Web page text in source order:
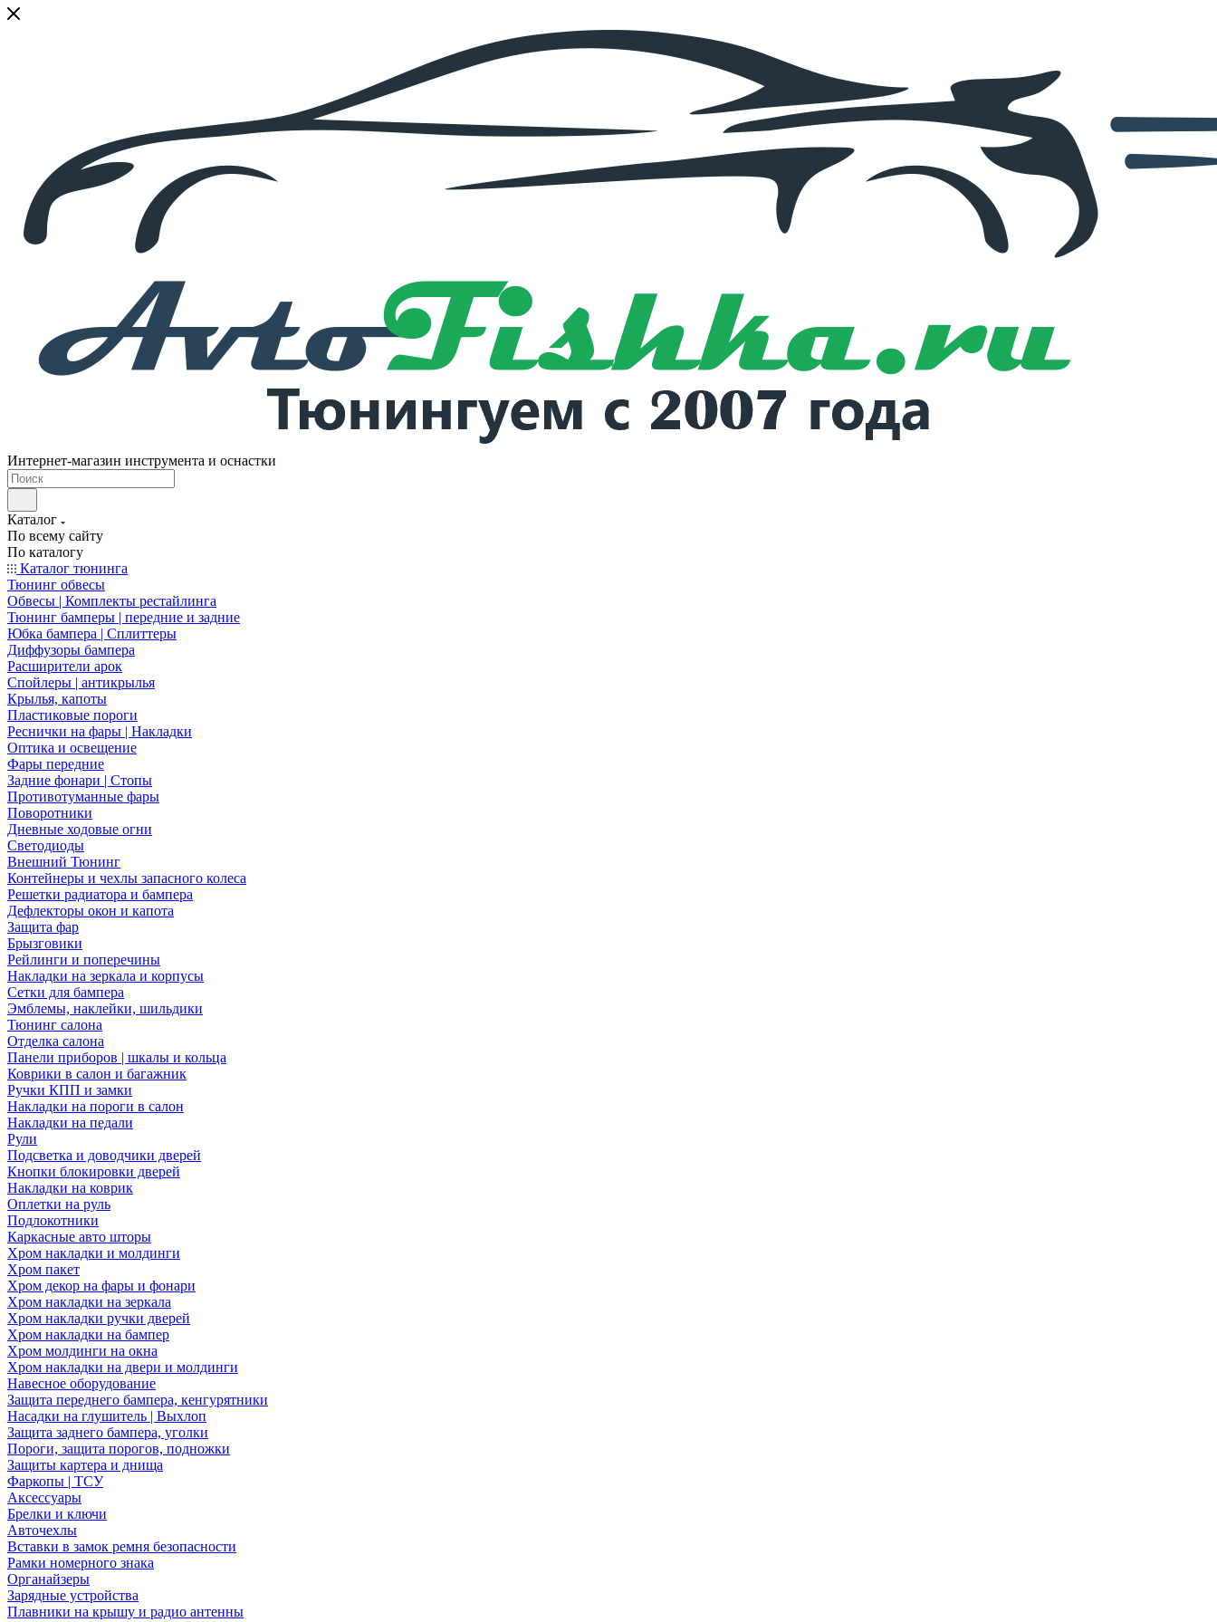
Интернет-магазин инструмента и оснастки
Каталог
По всему сайту
По каталогу
Каталог тюнинга
Тюнинг обвесы
Обвесы | Комплекты рестайлинга
Тюнинг бамперы | передние и задние
Юбка бампера | Сплиттеры
Диффузоры бампера
Расширители арок
Спойлеры | антикрылья
Крылья, капоты
Пластиковые пороги
Реснички на фары | Накладки
Оптика и освещение
Фары передние
Задние фонари | Стопы
Противотуманные фары
Поворотники
Дневные ходовые огни
Светодиоды
Внешний Тюнинг
Контейнеры и чехлы запасного колеса
Решетки радиатора и бампера
Дефлекторы окон и капота
Защита фар
Брызговики
Рейлинги и поперечины
Накладки на зеркала и корпусы
Сетки для бампера
Эмблемы, наклейки, шильдики
Тюнинг салона
Отделка салона
Панели приборов | шкалы и кольца
Коврики в салон и багажник
Ручки КПП и замки
Накладки на пороги в салон
Накладки на педали
Рули
Подсветка и доводчики дверей
Кнопки блокировки дверей
Накладки на коврик
Оплетки на руль
Подлокотники
Каркасные авто шторы
Хром накладки и молдинги
Хром пакет
Хром декор на фары и фонари
Хром накладки на зеркала
Хром накладки ручки дверей
Хром накладки на бампер
Хром молдинги на окна
Хром накладки на двери и молдинги
Навесное оборудование
Защита переднего бампера, кенгурятники
Насадки на глушитель | Выхлоп
Защита заднего бампера, уголки
Пороги, защита порогов, подножки
Защиты картера и днища
Фаркопы | ТСУ
Аксессуары
Брелки и ключи
Авточехлы
Вставки в замок ремня безопасности
Рамки номерного знака
Органайзеры
Зарядные устройства
Плавники на крышу и радио антенны